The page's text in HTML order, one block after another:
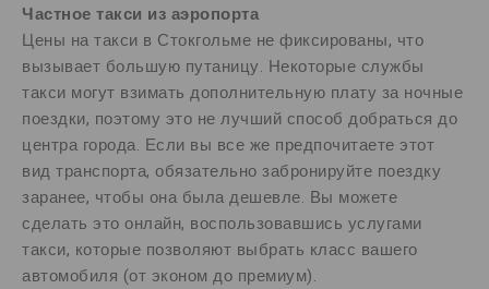
Частное такси из аэропорта
Цены на такси в Стокгольме не фиксированы, что
вызывает большую путаницу. Некоторые службы
такси могут взимать дополнительную плату за ночные
поездки, поэтому это не лучший способ добраться до
центра города. Если вы все же предпочитаете этот
вид транспорта, обязательно забронируйте поездку
заранее, чтобы она была дешевле. Вы можете
сделать это онлайн, воспользовавшись услугами
такси, которые позволяют выбрать класс вашего
автомобиля (от эконом до премиум).